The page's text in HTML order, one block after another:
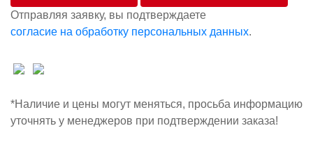
Отправляя заявку, вы подтверждаете
согласие на обработку персональных данных.
*Наличие и цены могут меняться, просьба информацию
уточнять у менеджеров при подтверждении заказа!